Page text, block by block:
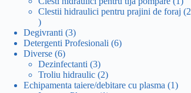
Clestii hidraulici pentru prajini de foraj
2
2
produse
Degivranti 33
produse
Detergenti Profesionali 66
Diverse 66
produse
Dezinfectanti 33
produse
Troliu hidraulic 22
produse
Echipamenta taiere/debitare cu plasma 11